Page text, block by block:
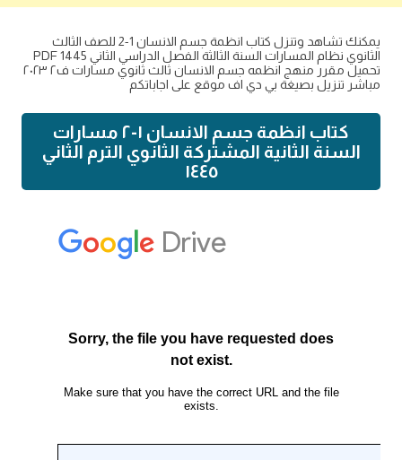
يمكنك تشاهد وتنزل كتاب انظمة جسم الانسان 1-2 للصف الثالث
الثانوي نظام المسارات السنة الثالثة الفصل الدراسي الثاني PDF 1445
تحميل مقرر منهج انظمه جسم الانسان ثالث ثانوي مسارات ف٢ ٢٠٢٣
مباشر تنزيل بصيغة بي دي اف موقع على اجاباتكم
كتاب انظمة جسم الانسان ١-٢ مسارات
السنة الثانية المشتركة الثانوي الترم الثاني
١٤٤٥